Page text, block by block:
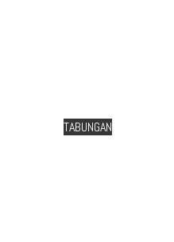
TABUNGAN